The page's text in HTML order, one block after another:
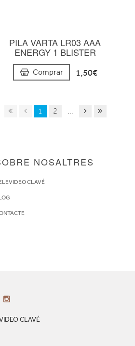
PILA VARTA LR03 AAA
ENERGY 1 BLISTER
Comprar 1,50€
1 2 ...
NOSALTRES
CLAVÉ
CLAVÉ